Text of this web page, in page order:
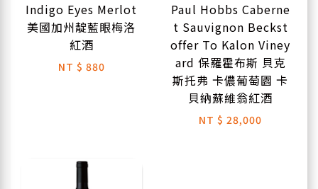
Indigo Eyes Merlot
美國加州靛藍眼梅洛
紅酒
NT $ 880
Paul Hobbs Caberne
t Sauvignon Beckst
offer To Kalon Viney
ard 保羅霍布斯 貝克
斯托弗 卡儂葡萄園 卡
貝納蘇維翁紅酒
NT $ 28,000